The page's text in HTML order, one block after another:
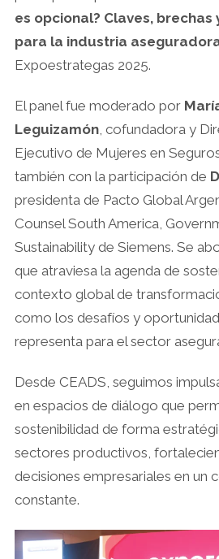
es opcional? Claves,
para la industria
Expoestrategas 2025.
El panel fue moderado por
Leguizamón, cofundadora y
Ejecutivo de Mujeres en
también con la participación de
presidenta de Pacto Global
Counsel South America,
Sustainability de Siemens. Se
que atraviesa la agenda de
contexto global de
como los desafíos y
representa para el sector
Desde CEADS, seguimos
en espacios de diálogo que
sostenibilidad de forma
sectores productivos,
decisiones empresariales en un
constante.